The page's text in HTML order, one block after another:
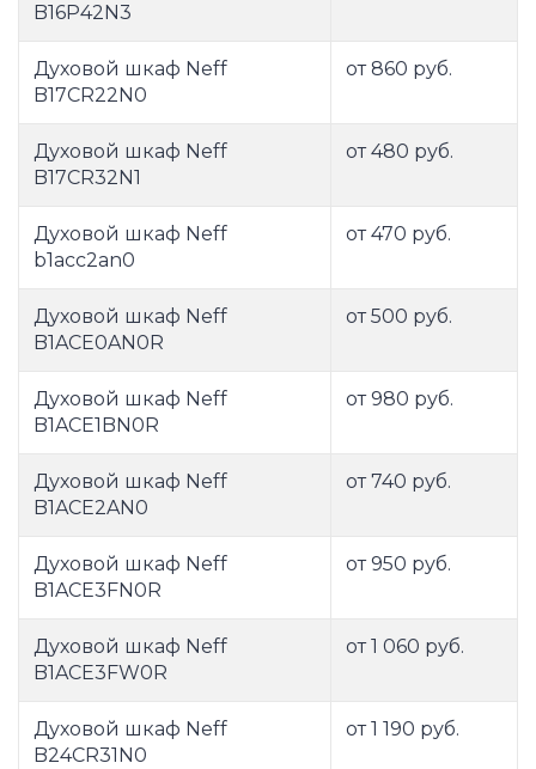
B16P42N3
Духовой шкаф Neff
B17CR22N0
от 860 руб.
Духовой шкаф Neff
B17CR32N1
от 480 руб.
Духовой шкаф Neff
b1acc2an0
от 470 руб.
Духовой шкаф Neff
B1ACE0AN0R
от 500 руб.
Духовой шкаф Neff
B1ACE1BN0R
от 980 руб.
Духовой шкаф Neff
B1ACE2AN0
от 740 руб.
Духовой шкаф Neff
B1ACE3FN0R
от 950 руб.
Духовой шкаф Neff
B1ACE3FW0R
от 1 060 руб.
Духовой шкаф Neff
B24CR31N0
от 1 190 руб.